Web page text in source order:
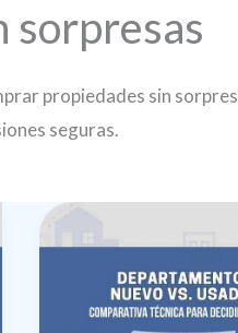
sorpresas
propiedades sin
seguras.